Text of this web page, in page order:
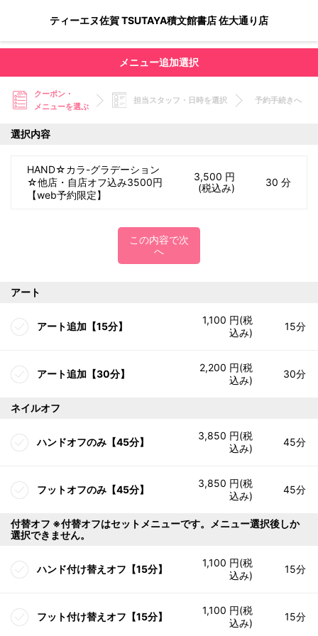
ティーエヌ佐賀 TSUTAYA積文館書店 佐大通り店
メニュー追加選択
クーポン・
メニューを選ぶ
担当スタッフ・日時を選択 予約手続きへ
選択内容
HAND☆カラ-グラデーション
☆他店・自店オフ込み3500円
【web予約限定】
3,500 円
(税込み)
30 分
この内容で次
へ
アート
アート追加【15分】
1,100 円(税
込み)
15分
アート追加【30分】
2,200 円(税
込み)
30分
ネイルオフ
ハンドオフのみ【45分】
3,850 円(税
込み)
45分
フットオフのみ【45分】
3,850 円(税
込み)
45分
付替オフ ※付替オフはセットメニューです。メニュー選択後しか
選択できません。
ハンド付け替えオフ【15分】
1,100 円(税
込み)
15分
フット付け替えオフ【15分】
1,100 円(税
込み)
15分